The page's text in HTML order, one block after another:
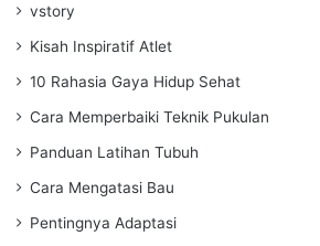
vstory
Kisah Inspiratif Atlet
10 Rahasia Gaya Hidup Sehat
Cara Memperbaiki Teknik Pukulan
Panduan Latihan Tubuh
Cara Mengatasi Bau
Pentingnya Adaptasi